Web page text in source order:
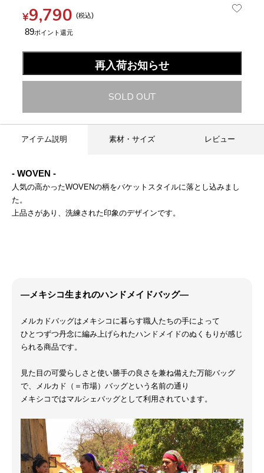
¥9,790 税込
89
再入荷お知らせ
SOLD OUT
アイテム説明 素材・サイズ レビュー
- WOVEN -
人気の高かったWOVENの柄をバケットスタイルに落とし込みまし
た。
上品さがあり、洗練された印象のデザインです。
―メキシコ生まれのハンドメイドバッグ―
メルカドバッグはメキシコに暮らす職人たちの手によって
ひとつずつ丹念に編み上げられたハンドメイドのぬくもりが感じ
られる商品です。
見た目の可愛らしさと使い勝手の良さを兼ね備えた万能バッグ
で、メルカド（＝市場）バッグという名前の通り
メキシコではマルシェバッグとして利用されています。